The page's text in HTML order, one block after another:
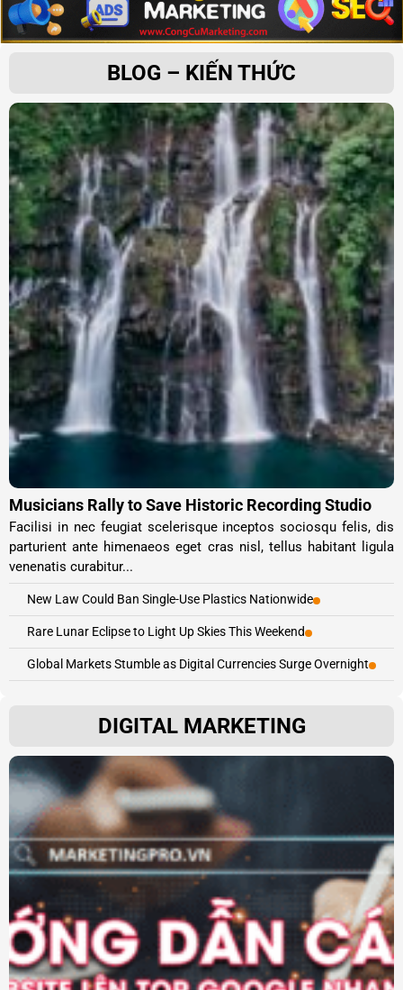
BLOG – KIẾN THỨC
Musicians Rally to Save Historic Recording Studio
Facilisi in nec feugiat scelerisque inceptos sociosqu felis, dis
parturient ante himenaeos eget cras nisl, tellus habitant ligula
venenatis curabitur...
New Law Could Ban Single-Use Plastics Nationwide
Rare Lunar Eclipse to Light Up Skies This Weekend
Global Markets Stumble as Digital Currencies Surge Overnight
DIGITAL MARKETING